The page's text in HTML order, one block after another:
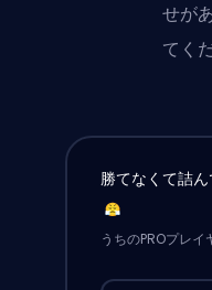
せが
てく
勝てなくて詰
うちのPROプレ